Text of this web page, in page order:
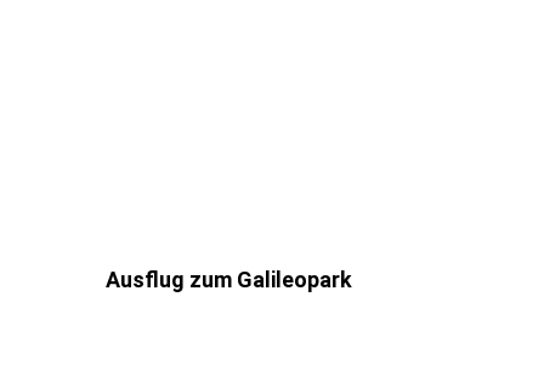
Ausflug zum Galileopark